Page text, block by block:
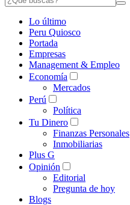
Lo último
Peru Quiosco
Portada
Empresas
Management & Empleo
Economía
Mercados
Perú
Política
Tu Dinero
Finanzas Personales
Inmobiliarias
Plus G
Opinión
Editorial
Pregunta de hoy
Blogs